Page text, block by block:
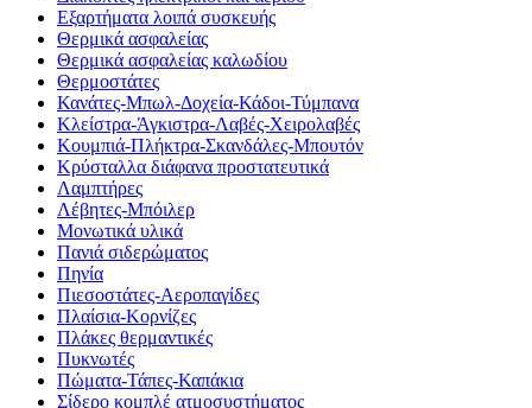
Εξαρτήματα λοιπά συσκευής
Θερμικά ασφαλείας
Θερμικά ασφαλείας καλωδίου
Θερμοστάτες
Κανάτες-Μπωλ-Δοχεία-Κάδοι-Τύμπανα
Κλείστρα-Άγκιστρα-Λαβές-Χειρολαβές
Κουμπιά-Πλήκτρα-Σκανδάλες-Μπουτόν
Κρύσταλλα διάφανα προστατευτικά
Λαμπτήρες
Λέβητες-Μπόιλερ
Μονωτικά υλικά
Πανιά σιδερώματος
Πηνία
Πιεσοστάτες-Αεροπαγίδες
Πλαίσια-Κορνίζες
Πλάκες θερμαντικές
Πυκνωτές
Πώματα-Τάπες-Καπάκια
Σίδερο κομπλέ ατμοσυστήματος